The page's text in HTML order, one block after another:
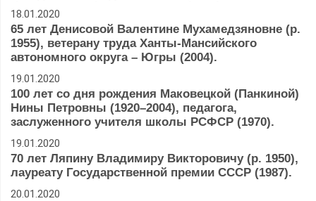
18.01.2020
65 лет Денисовой Валентине Мухамедзяновне (р.
1955), ветерану труда Ханты-Мансийского
автономного округа – Югры (2004).
19.01.2020
100 лет со дня рождения Маковецкой (Панкиной)
Нины Петровны (1920–2004), педагога,
заслуженного учителя школы РСФСР (1970).
19.01.2020
70 лет Ляпину Владимиру Викторовичу (р. 1950),
лауреату Государственной премии СССР (1987).
20.01.2020